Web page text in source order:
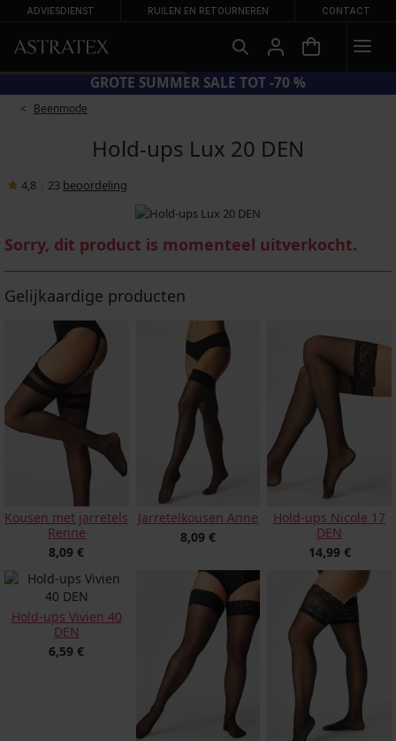
ADVIESDIENST RUILEN EN RETOURNEREN CONTACT
GROTE SUMMER SALE TOT -70 %
Beenmode
Hold-ups Lux 20 DEN
4,8 23 beoordeling
Sorry, dit product is momenteel uitverkocht.
Gelijkaardige producten
Kousen met jarretels
Renne
8,09 €
Jarretelkousen Anne
8,09 €
Hold-ups Nicole 17
DEN
14,99 €
Hold-ups Vivien 40
DEN
6,59 €